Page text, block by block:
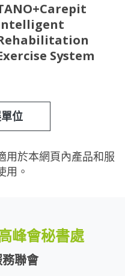
System
位
用於本網頁內產品和服
用。
峰會秘書處
聯會